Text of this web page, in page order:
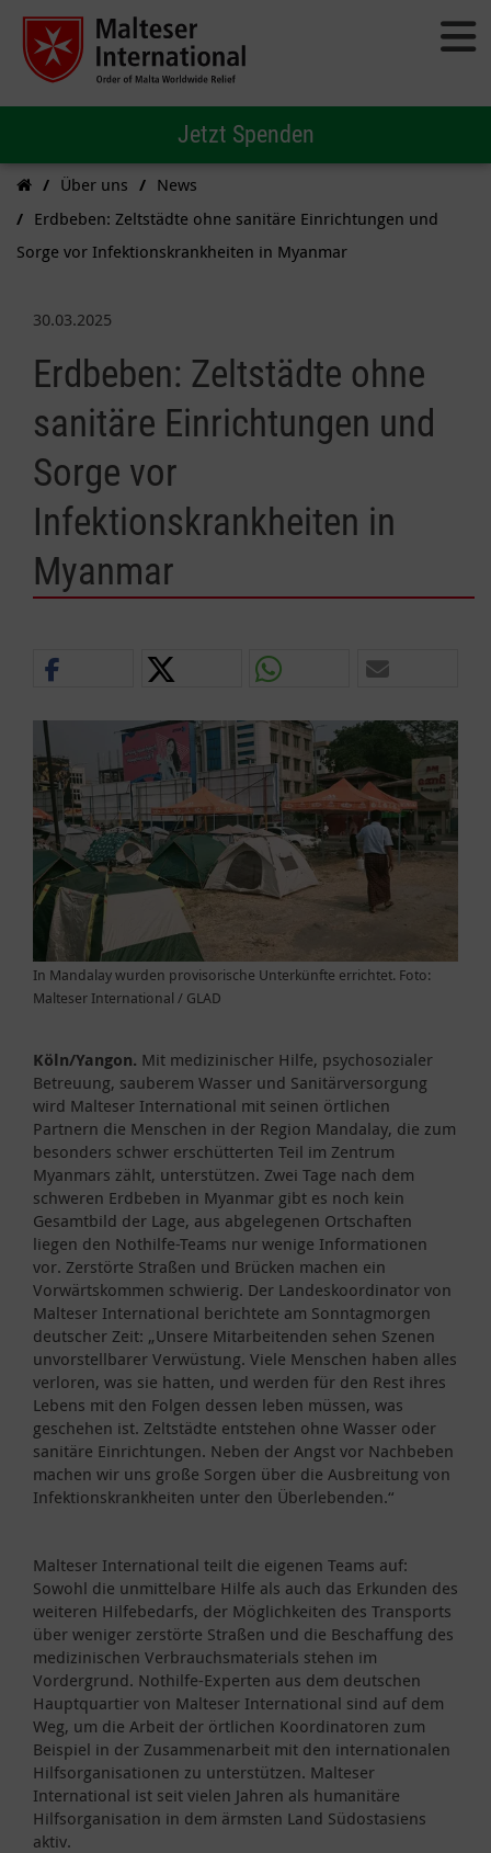
Jetzt Spenden
Über uns
News
Erdbeben: Zeltstädte ohne sanitäre Einrichtungen und
Sorge vor Infektionskrankheiten in Myanmar
30.03.2025
Erdbeben: Zeltstädte ohne
sanitäre Einrichtungen und
Sorge vor
Infektionskrankheiten in
Myanmar
In Mandalay wurden provisorische Unterkünfte errichtet. Foto:
Malteser International / GLAD
Köln/Yangon. Mit medizinischer Hilfe, psychosozialer
Betreuung, sauberem Wasser und Sanitärversorgung
wird Malteser International mit seinen örtlichen
Partnern die Menschen in der Region Mandalay, die zum
besonders schwer erschütterten Teil im Zentrum
Myanmars zählt, unterstützen. Zwei Tage nach dem
schweren Erdbeben in Myanmar gibt es noch kein
Gesamtbild der Lage, aus abgelegenen Ortschaften
liegen den Nothilfe-Teams nur wenige Informationen
vor. Zerstörte Straßen und Brücken machen ein
Vorwärtskommen schwierig. Der Landeskoordinator von
Malteser International berichtete am Sonntagmorgen
deutscher Zeit: „Unsere Mitarbeitenden sehen Szenen
unvorstellbarer Verwüstung. Viele Menschen haben alles
verloren, was sie hatten, und werden für den Rest ihres
Lebens mit den Folgen dessen leben müssen, was
geschehen ist. Zeltstädte entstehen ohne Wasser oder
sanitäre Einrichtungen. Neben der Angst vor Nachbeben
machen wir uns große Sorgen über die Ausbreitung von
Infektionskrankheiten unter den Überlebenden.“
Malteser International teilt die eigenen Teams auf:
Sowohl die unmittelbare Hilfe als auch das Erkunden des
weiteren Hilfebedarfs, der Möglichkeiten des Transports
über weniger zerstörte Straßen und die Beschaffung des
medizinischen Verbrauchsmaterials stehen im
Vordergrund. Nothilfe-Experten aus dem deutschen
Hauptquartier von Malteser International sind auf dem
Weg, um die Arbeit der örtlichen Koordinatoren zum
Beispiel in der Zusammenarbeit mit den internationalen
Hilfsorganisationen zu unterstützen. Malteser
International ist seit vielen Jahren als humanitäre
Hilfsorganisation in dem ärmsten Land Südostasiens
aktiv.